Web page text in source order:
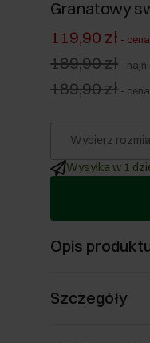
Granatowy
119,90 zł -
189,90 zł -
189,90 zł -
Wybierz
Wysyłka w 1
Opis
Szczegóły